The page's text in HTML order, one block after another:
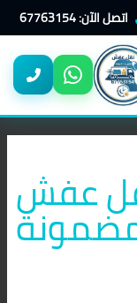
اتصل الآن: 67763154
عفش